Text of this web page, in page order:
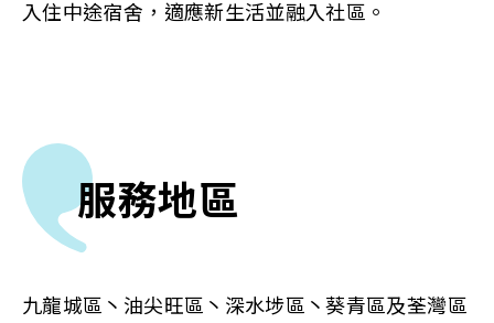
入住中途宿舍，適應新生活並融入社區。
服務地區
九龍城區丶油尖旺區丶深水埗區丶葵青區及荃灣區